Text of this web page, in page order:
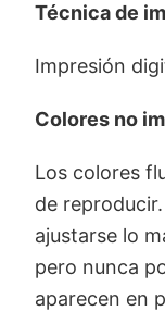
Técnica de
Impresión
Colores no
Los colores
de
ajustarse lo
pero nunca
aparecen en